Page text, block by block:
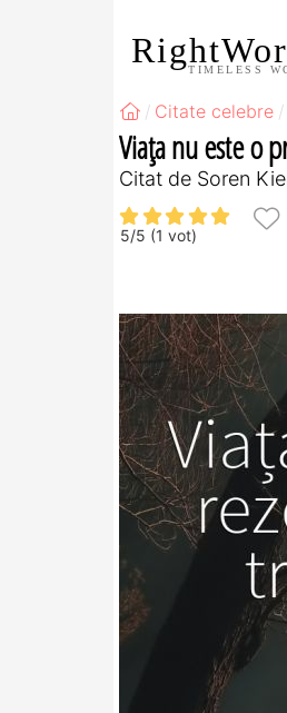
TIMELESS
Citate celebre
Viața nu este o
Citat de Soren
5/5 (1 vot)